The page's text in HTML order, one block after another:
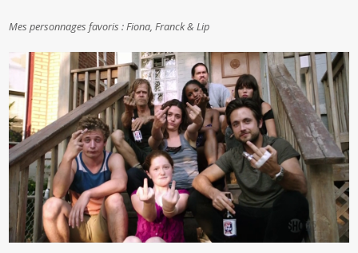
Mes personnages favoris : Fiona, Franck & Lip